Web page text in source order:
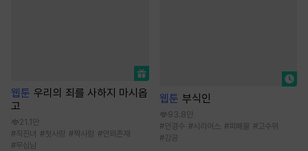
웹툰 우리의 죄를 사하지 마시옵
고
21.1만
#직진녀 #첫사랑 #짝사랑 #인외존재
#무심남
웹툰 부식인
93.8만
#안경수 #시리어스 #피폐물 #고수위
#강공